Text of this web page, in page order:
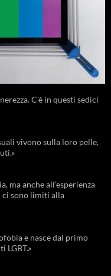
C'è in questi sedici
vivono sulla loro pelle,
ma anche all’esperienza
ci sono limiti alla
e nasce dal primo
LGBT.»